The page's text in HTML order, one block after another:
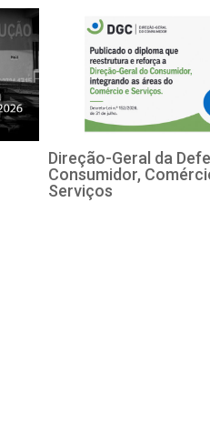
Direção-Geral da
Consumidor,
Serviços